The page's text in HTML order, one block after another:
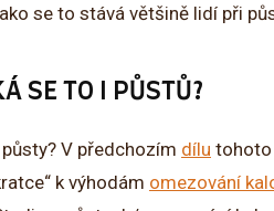
se to stává většině lidí při
SE TO I PŮSTŮ?
V předchozím dílu tohoto
k výhodám omezování